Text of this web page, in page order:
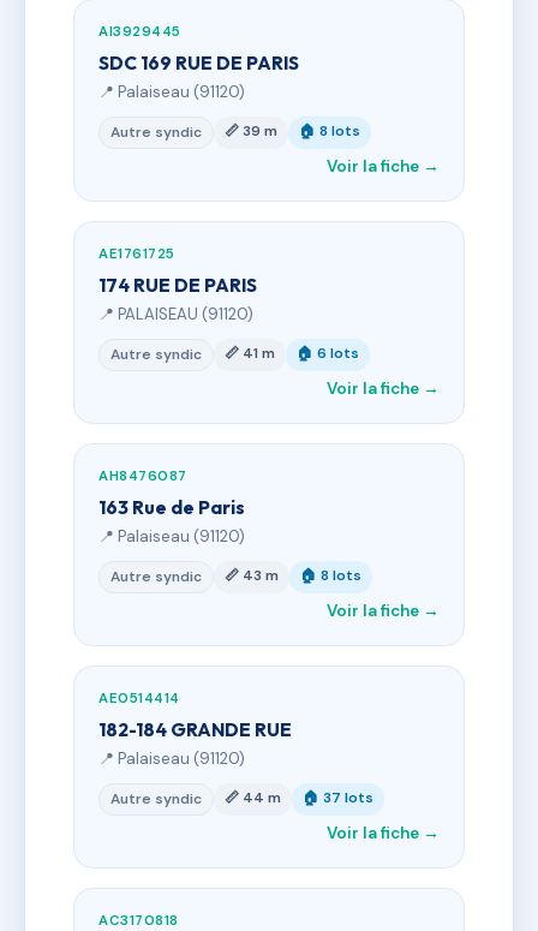
AI3929445
SDC 169 RUE DE PARIS
📍 Palaiseau (91120)
Autre syndic 📏 39 m 🏠 8 lots
Voir la fiche →
AE1761725
174 RUE DE PARIS
📍 PALAISEAU (91120)
Autre syndic 📏 41 m 🏠 6 lots
Voir la fiche →
AH8476087
163 Rue de Paris
📍 Palaiseau (91120)
Autre syndic 📏 43 m 🏠 8 lots
Voir la fiche →
AE0514414
182-184 GRANDE RUE
📍 Palaiseau (91120)
Autre syndic 📏 44 m 🏠 37 lots
Voir la fiche →
AC3170818